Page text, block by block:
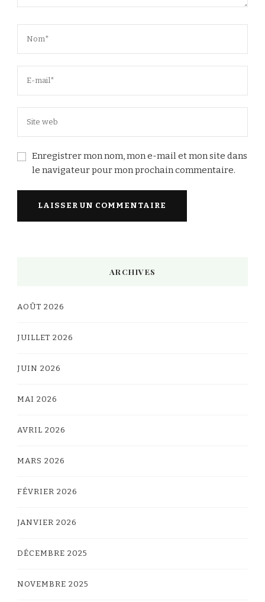
Enregistrer mon nom, mon e-mail et mon site dans
le navigateur pour mon prochain commentaire.
ARCHIVES
AOÛT 2026
JUILLET 2026
JUIN 2026
MAI 2026
AVRIL 2026
MARS 2026
FÉVRIER 2026
JANVIER 2026
DÉCEMBRE 2025
NOVEMBRE 2025